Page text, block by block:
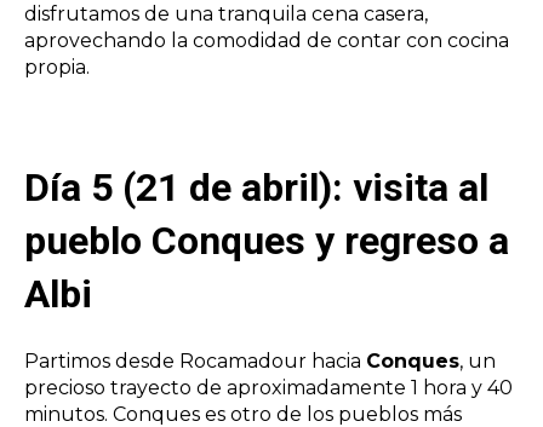
disfrutamos de una tranquila cena casera,
aprovechando la comodidad de contar con cocina
propia.
Día 5 (21 de abril): visita al
pueblo Conques y regreso a
Albi
Partimos desde Rocamadour hacia Conques, un
precioso trayecto de aproximadamente 1 hora y 40
minutos. Conques es otro de los pueblos más